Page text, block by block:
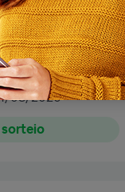
feira
49 54
08/2026
sorteio